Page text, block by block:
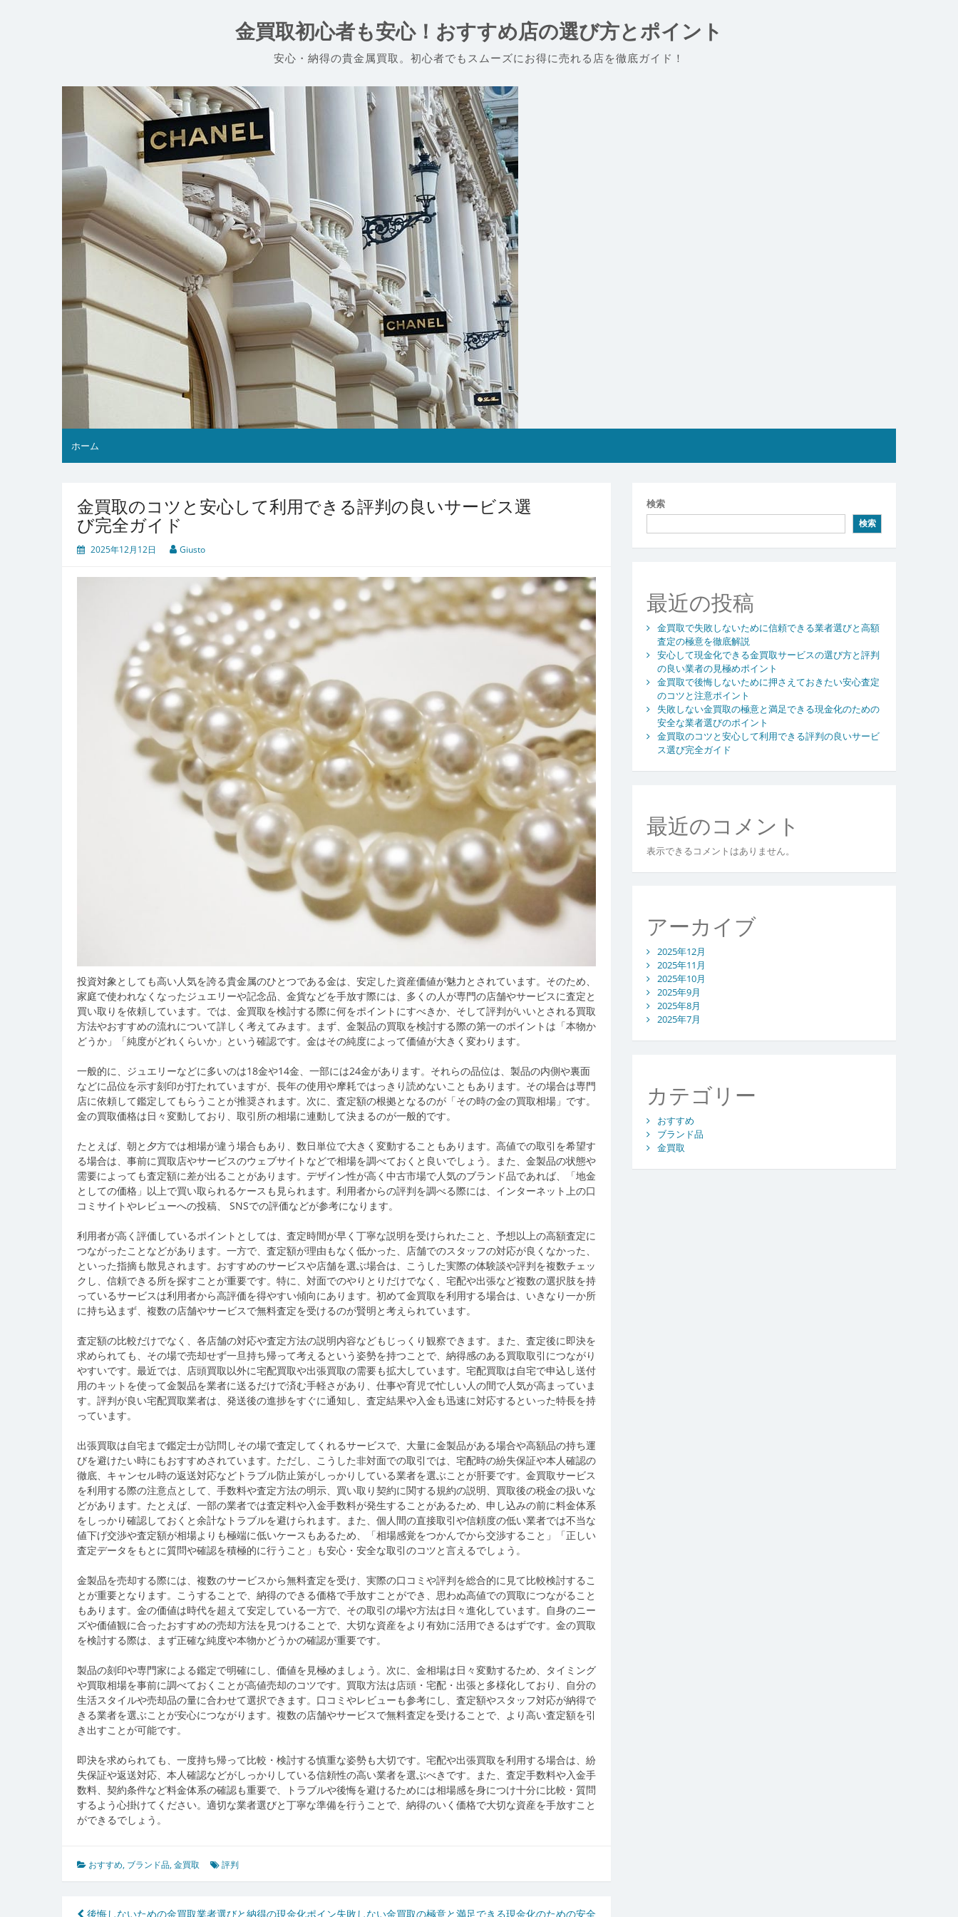
金買取初心者も安心！おすすめ店の選び方とポイント
安心・納得の貴金属買取。初心者でもスムーズにお得に売れる店を徹底ガイド！
ホーム
金買取のコツと安心して利用できる評判の良いサービス選
び完全ガイド
2025年12月12日 Giusto
投資対象としても高い人気を誇る貴金属のひとつである金は、安定した資産価値が魅力とされています。 そのため、
家庭で使われなくなったジュエリーや記念品、金貨などを手放す際には、多くの人が専門の店舗やサービスに査定と
買い取りを依頼しています。では、金買取を検討する際に何をポイントにすべきか、そして評判がいいとされる買取
方法やおすすめの流れについて詳しく考えてみます。まず、金製品の買取を検討する際の第一のポイントは「本物か
どうか」「純度がどれくらいか」という確認です。金はその純度によって価値が大きく変わります。
一般的に、ジュエリーなどに多いのは18金や14金、一部には24金があります。それらの品位は、製品の内側や裏面
などに品位を示す刻印が打たれていますが、長年の使用や摩耗ではっきり読めないこともあります。その場合は専門
店に依頼して鑑定してもらうことが推奨されます。次に、査定額の根拠となるのが「その時の金の買取相場」です。
金の買取価格は日々変動しており、取引所の相場に連動して決まるのが一般的です。
たとえば、朝と夕方では相場が違う場合もあり、数日単位で大きく変動することもあります。高値での取引を希望す
る場合は、事前に買取店やサービスのウェブサイトなどで相場を調べておくと良いでしょう。また、金製品の状態や
需要によっても査定額に差が出ることがあります。デザイン性が高く中古市場で人気のブランド品であれば、「地金
としての価格」以上で買い取られるケースも見られます。利用者からの評判を調べる際には、インターネット上の口
コミサイトやレビューへの投稿、 SNSでの評価などが参考になります。
利用者が高く評価しているポイントとしては、査定時間が早く丁寧な説明を受けられたこと、予想以上の高額査定に
つながったことなどがあります。一方で、査定額が理由もなく低かった、店舗でのスタッフの対応が良くなかった、
といった指摘も散見されます。おすすめのサービスや店舗を選ぶ場合は、こうした実際の体験談や評判を複数チェッ
クし、信頼できる所を探すことが重要です。特に、対面でのやりとりだけでなく、宅配や出張など複数の選択肢を持
っているサービスは利用者から高評価を得やすい傾向にあります。初めて金買取を利用する場合は、いきなり一か所
に持ち込まず、複数の店舗やサービスで無料査定を受けるのが賢明と考えられています。
査定額の比較だけでなく、各店舗の対応や査定方法の説明内容などもじっくり観察できます。また、査定後に即決を
求められても、その場で売却せず一旦持ち帰って考えるという姿勢を持つことで、納得感のある買取取引につながり
やすいです。最近では、店頭買取以外に宅配買取や出張買取の需要も拡大しています。宅配買取は自宅で申込し送付
用のキットを使って金製品を業者に送るだけで済む手軽さがあり、仕事や育児で忙しい人の間で人気が高まっていま
す。評判が良い宅配買取業者は、発送後の進捗をすぐに通知し、査定結果や入金も迅速に対応するといった特長を持
っています。
出張買取は自宅まで鑑定士が訪問しその場で査定してくれるサービスで、大量に金製品がある場合や高額品の持ち運
びを避けたい時にもおすすめされています。ただし、こうした非対面での取引では、宅配時の紛失保証や本人確認の
徹底、キャンセル時の返送対応などトラブル防止策がしっかりしている業者を選ぶことが肝要です。金買取サービス
を利用する際の注意点として、手数料や査定方法の明示、買い取り契約に関する規約の説明、買取後の税金の扱いな
どがあります。たとえば、一部の業者では査定料や入金手数料が発生することがあるため、申し込みの前に料金体系
をしっかり確認しておくと余計なトラブルを避けられます。また、個人間の直接取引や信頼度の低い業者では不当な
値下げ交渉や査定額が相場よりも極端に低いケースもあるため、「相場感覚をつかんでから交渉すること」「正しい
査定データをもとに質問や確認を積極的に行うこと」も安心・安全な取引のコツと言えるでしょう。
金製品を売却する際には、複数のサービスから無料査定を受け、実際の口コミや評判を総合的に見て比較検討するこ
とが重要となります。こうすることで、納得のできる価格で手放すことができ、思わぬ高値での買取につながること
もあります。金の価値は時代を超えて安定している一方で、その取引の場や方法は日々進化しています。自身のニー
ズや価値観に合ったおすすめの売却方法を見つけることで、大切な資産をより有効に活用できるはずです。金の買取
を検討する際は、まず正確な純度や本物かどうかの確認が重要です。
製品の刻印や専門家による鑑定で明確にし、価値を見極めましょう。次に、金相場は日々変動するため、タイミング
や買取相場を事前に調べておくことが高値売却のコツです。買取方法は店頭・宅配・出張と多様化しており、自分の
生活スタイルや売却品の量に合わせて選択できます。口コミやレビューも参考にし、査定額やスタッフ対応が納得で
きる業者を選ぶことが安心につながります。複数の店舗やサービスで無料査定を受けることで、より高い査定額を引
き出すことが可能です。
即決を求められても、一度持ち帰って比較・検討する慎重な姿勢も大切です。宅配や出張買取を利用する場合は、紛
失保証や返送対応、本人確認などがしっかりしている信頼性の高い業者を選ぶべきです。また、査定手数料や入金手
数料、契約条件など料金体系の確認も重要で、トラブルや後悔を避けるためには相場感を身につけ十分に比較・質問
するよう心掛けてください。適切な業者選びと丁寧な準備を行うことで、納得のいく価格で大切な資産を手放すこと
ができるでしょう。
おすすめ, ブランド品,金買取 評判
後悔しないための金買取業者選びと納得の現金化ポイン失敗しない金買取の極意と満足できる現金化のための安全
検索
検索
最近の投稿
金買取で失敗しないために信頼できる業者選びと高額
査定の極意を徹底解説
安心して現金化できる金買取サービスの選び方と評判
の良い業者の見極めポイント
金買取で後悔しないために押さえておきたい安心査定
のコツと注意ポイント
失敗しない金買取の極意と満足できる現金化のための
安全な業者選びのポイント
金買取のコツと安心して利用できる評判の良いサービ
ス選び完全ガイド
最近のコメント
表示できるコメントはありません。
アーカイブ
2025年12月
2025年11月
2025年10月
2025年9月
2025年8月
2025年7月
カテゴリー
おすすめ
ブランド品
金買取